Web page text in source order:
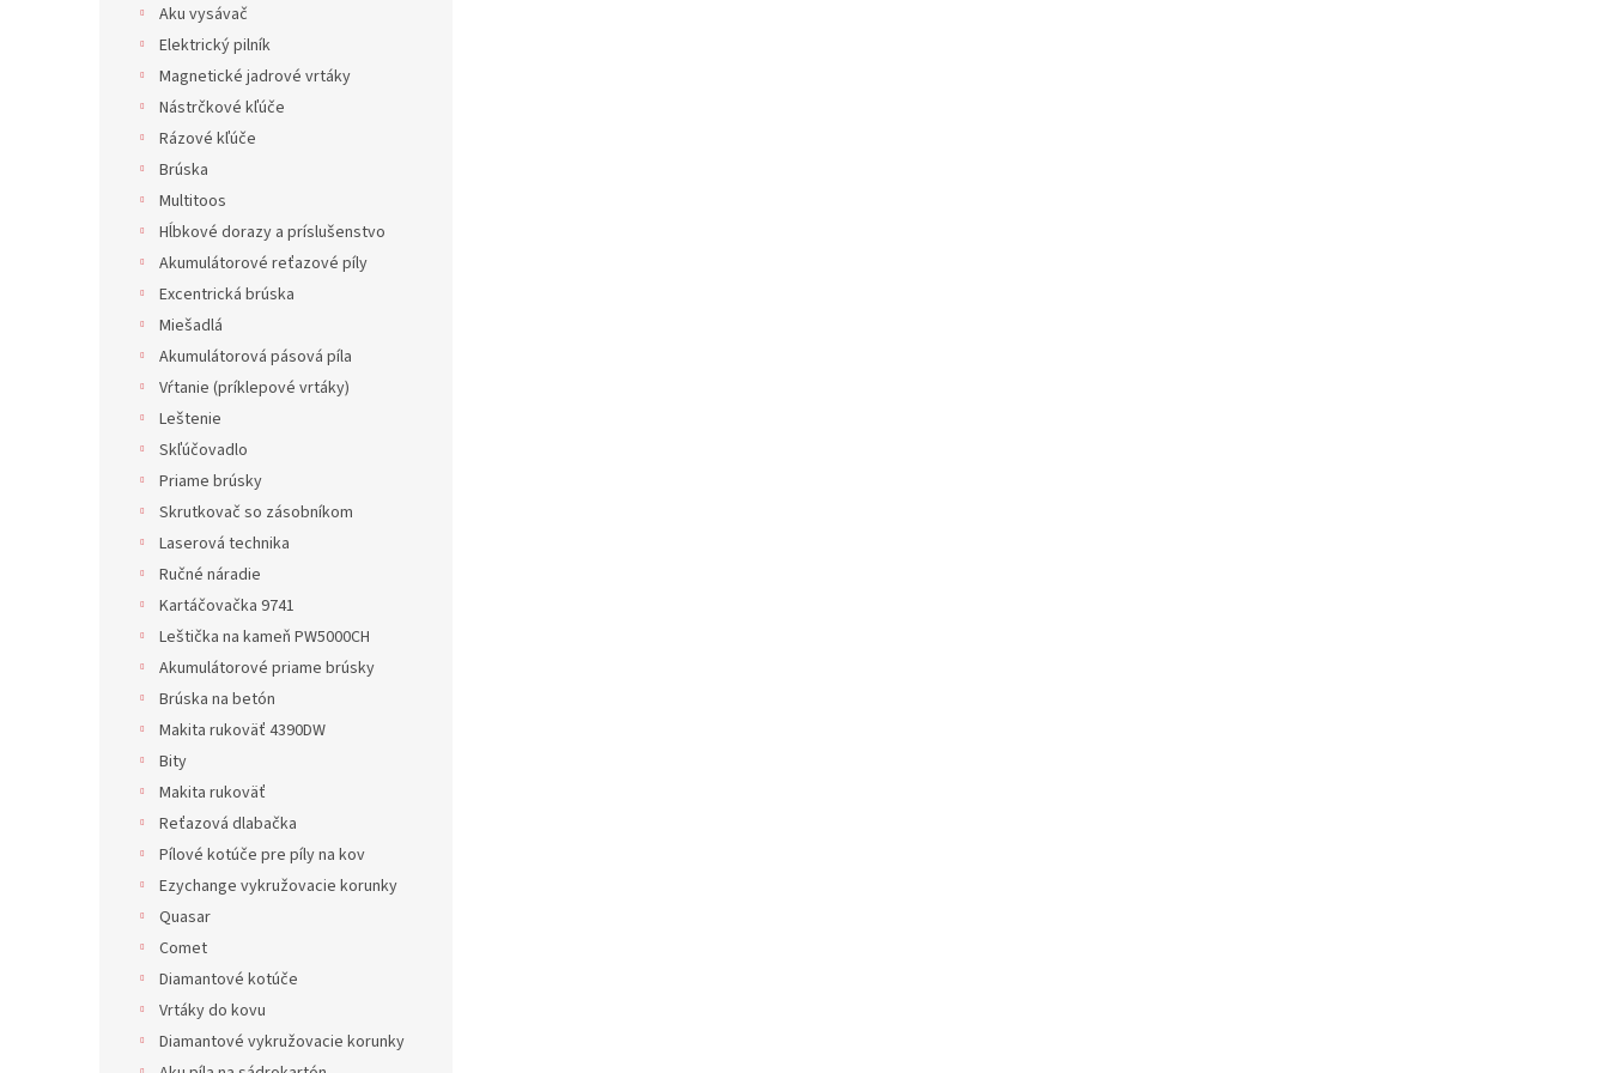
Aku vysávač
Elektrický pilník
Magnetické jadrové vrtáky
Nástrčkové kľúče
Rázové kľúče
Brúska
Multitoos
Hĺbkové dorazy a príslušenstvo
Akumulátorové reťazové píly
Excentrická brúska
Miešadlá
Akumulátorová pásová píla
Vŕtanie (príklepové vrtáky)
Leštenie
Skľúčovadlo
Priame brúsky
Skrutkovač so zásobníkom
Laserová technika
Ručné náradie
Kartáčovačka 9741
Leštička na kameň PW5000CH
Akumulátorové priame brúsky
Brúska na betón
Makita rukoväť 4390DW
Bity
Makita rukoväť
Reťazová dlabačka
Pílové kotúče pre píly na kov
Ezychange vykružovacie korunky
Quasar
Comet
Diamantové kotúče
Vrtáky do kovu
Diamantové vykružovacie korunky